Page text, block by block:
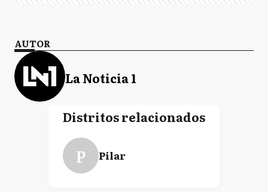
AUTOR
La Noticia 1
Distritos relacionados
P Pilar